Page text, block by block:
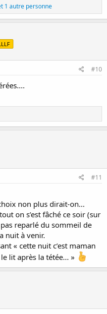
1 autre personne
#10
#11
non plus dirait-on...
on s’est fâché ce soir (sur
reparlé du sommeil de
nuit à venir.
« cette nuit c’est maman
lit après la tétée... »